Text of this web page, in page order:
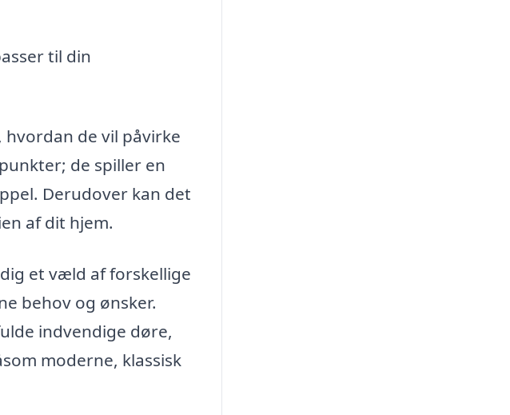
til din
de vil påvirke
de spiller en
Derudover kan det
af dit hjem.
et væld af forskellige
behov og ønsker.
indvendige døre,
moderne, klassisk